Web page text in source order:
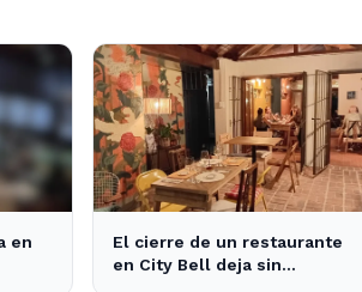
en
El cierre de un restaurante
en City Bell deja sin